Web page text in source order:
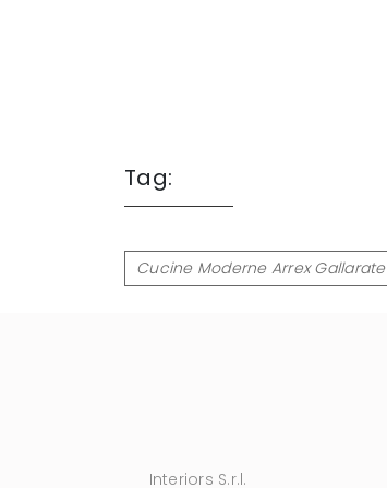
Tag:
Cucine Moderne Arrex Gallarate
Interiors S.r.l.